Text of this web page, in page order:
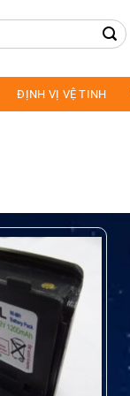
ĐỊNH VỊ VỆ TINH